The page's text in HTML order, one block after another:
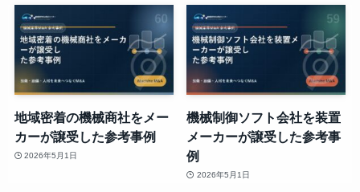
地域密着の機械商社をメー
カーが譲受した参考事例
2026年5月1日
機械制御ソフト会社を装置
メーカーが譲受した参考事
例
2026年5月1日